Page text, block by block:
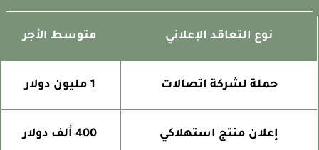
نوع التعاقد الإعلاني متوسط الأجر
حملة لشركة اتصالات
إعلان منتج استهلاكي 400 ألف دولار